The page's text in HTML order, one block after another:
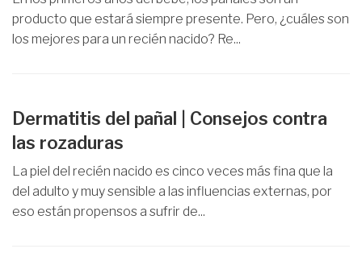
producto que estará siempre presente. Pero, ¿cuáles son
los mejores para un recién nacido? Re...
Dermatitis del pañal | Consejos contra
las rozaduras
La piel del recién nacido es cinco veces más fina que la
del adulto y muy sensible a las influencias externas, por
eso están propensos a sufrir de...